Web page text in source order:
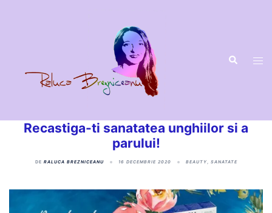
Recastiga-ti sanatatea unghiilor si a
parului!
DE RALUCA BREZNICEANU 16 DECEMBRIE 2020 BEAUTY, SANATATE